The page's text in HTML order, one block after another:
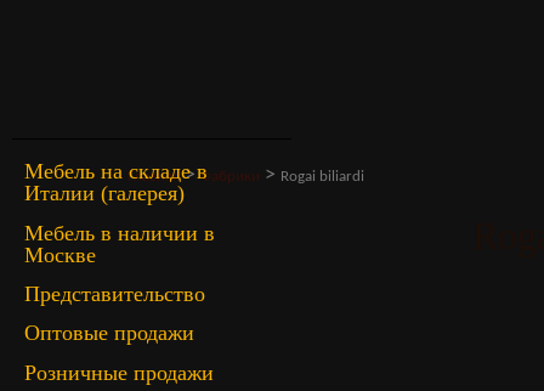
Мебель на складе в
Италии (галерея)
Мебель в наличии в
Москве
Представительство
Оптовые продажи
Розничные продажи
Главная>Фабрики > Rogai biliardi